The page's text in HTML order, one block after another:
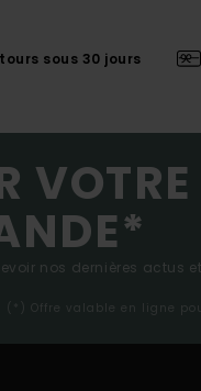
sous 30 jours
nos dernières actus
(*) Offre valable en ligne